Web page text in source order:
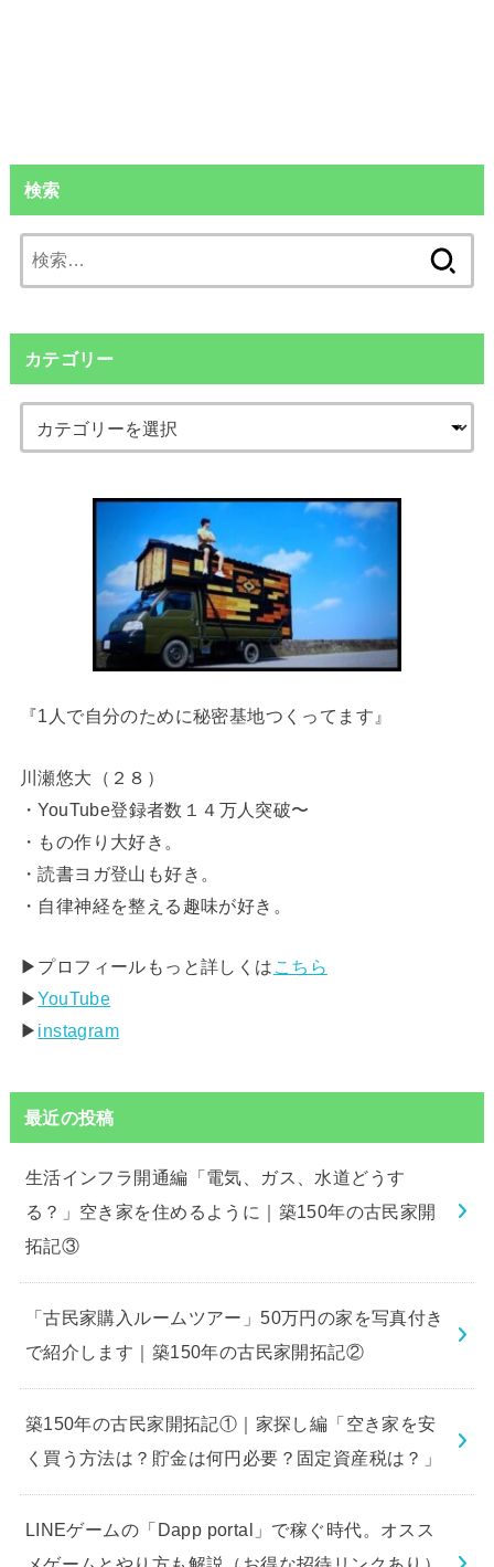
検索
索:
カテゴリー
『1人で自分のために秘密基地つくってます』
川瀬悠大（２８）
・YouTube登録者数１４万人突破〜
・もの作り大好き。
・読書ヨガ登山も好き。
・自律神経を整える趣味が好き。
▶︎プロフィールもっと詳しくは こちら
▶︎YouTube
▶︎ instagram
最近の投稿
生活インフラ開通編「電気、ガス、水道どうす
る？」空き家を住めるように｜築150年の古民家開
拓記③
「古民家購入ルームツアー」50万円の家を写真付き
で紹介します｜築150年の古民家開拓記②
築150年の古民家開拓記①｜家探し編「空き家を安
く買う方法は？貯金は何円必要？固定資産税は？」
LINEゲームの「Dapp portal」で稼ぐ時代。オスス